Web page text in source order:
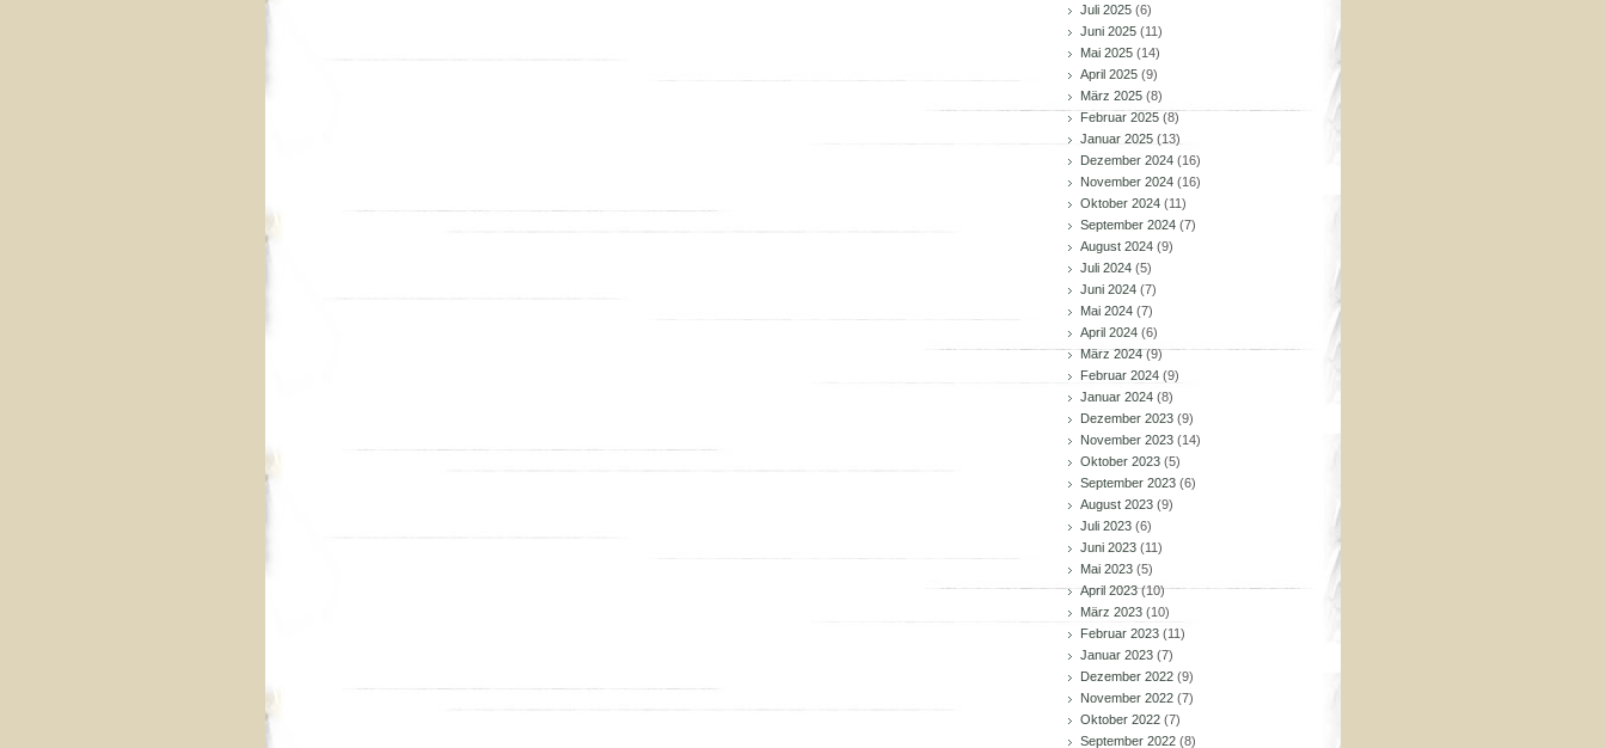
Juli 2025 (6)
Juni 2025 (11)
Mai 2025 (14)
April 2025 (9)
März 2025 (8)
Februar 2025 (8)
Januar 2025 (13)
Dezember 2024 (16)
November 2024 (16)
Oktober 2024 (11)
September 2024 (7)
August 2024 (9)
Juli 2024 (5)
Juni 2024 (7)
Mai 2024 (7)
April 2024 (6)
März 2024(9)
Februar 2024 (9)
Januar 2024 (8)
Dezember 2023 (9)
November 2023 (14)
Oktober 2023 (5)
September 2023 (6)
August 2023 (9)
Juli 2023 (6)
Juni 2023 (11)
Mai 2023 (5)
April 2023(10)
März 2023 (10)
Februar 2023 (11)
Januar 2023 (7)
Dezember 2022 (9)
November 2022 (7)
Oktober 2022 (7)
September 2022 (8)